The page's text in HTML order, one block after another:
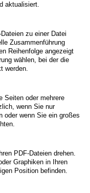
aktualisiert.
zu einer Datei
Zusammenführung
Reihenfolge angezeigt
wählen, bei der die
werden.
Seiten oder mehrere
wenn Sie nur
oder wenn Sie ein großes
PDF-Dateien drehen.
Graphiken in Ihren
Position befinden.